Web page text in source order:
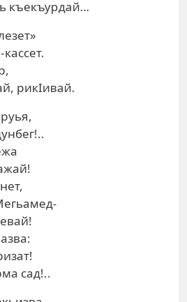
къекъурдай…
рикIивай.
Фаризат!
сад!..